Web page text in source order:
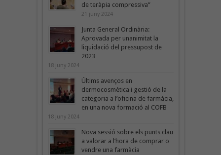
de teràpia compressiva”
21 juny 2024
Junta General Ordinària:
Aprovada per unanimitat la
liquidació del pressupost de
2023
18 juny 2024
Últims avenços en
dermocosmètica i gestió de la
categoria a l’oficina de farmàcia,
en una nova formació al COFB
18 juny 2024
Nova sessió sobre els punts clau
a valorar a l’hora de comprar o
vendre una farmàcia